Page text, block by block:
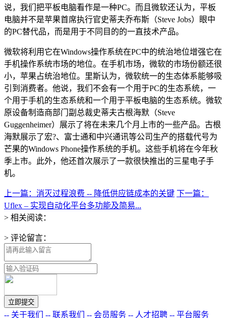
说，我们把平板电脑看作是一种PC。而且微软还认为，平板
电脑并不是苹果首席执行官史蒂夫乔布斯（Steve Jobs）眼中
的PC替代品，而是用于不同目的的一直技术产品。
微软将利用它在Windows操作系统在PC中的统治地位增强它在
手机操作系统市场的地位。在手机市场，微软的市场份额还很
小，苹果占统治地位。里斯认为，微软统一的生态体系能够吸
引到消费者。他说，我们不会有一个用于PC的生态系统，一
个用于手机的生态系统和一个用于平板电脑的生态系统。微软
原设备制造商部门副总裁史蒂夫古根海默（Steve
Guggenheimer）展示了将在未来几个月上市的一些产品。古根
海默展示了宏?、富士通和中兴通讯等公司生产的搭载代号为
芒果的Windows Phone操作系统的手机。这些手机将在今年秋
季上市。此外，他还首次展示了一款很快推出的三星电子手
机。
上一篇：消灭过程浪费 -- 降低供应链成本的关键 下一篇：
Uflex – 实现自动化平台多功能及简易...
> 相关阅读：
> 评论留言：
-- 关于我们 -- 联系我们 -- 会员服务 -- 人才招聘 -- 平台服务